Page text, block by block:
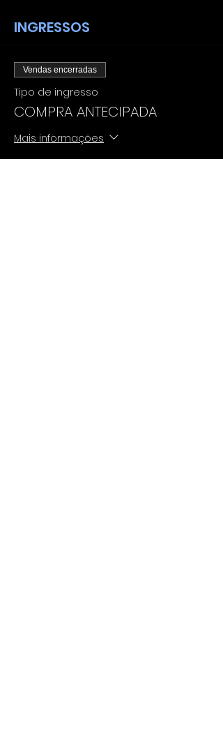
INGRESSOS
Vendas encerradas
Tipo de ingresso
COMPRA ANTECIPADA
Mais informações